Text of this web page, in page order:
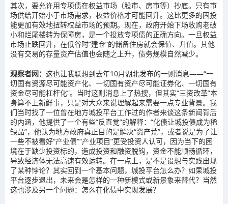
其次，要允许用专项债在权益市场（股市、房市等）抄底。只有市
场供给开始小于市场需求，权益价格才可能回升。这比更多的固投
能更加有效地扭转权益市场的预期。现在，政府开始下场收购老破
小和烂尾楼转为保障房，是一个投放专项债的正确方向。一旦权益
市场止跌回升，在低谷时“建仓”的储备住房就会保值、升值。其他
没有交易的存量资产估值也会随之上升，债务规模自然减少。
观察者网： 这也让我联想到去年10月湖北发布的一则消息——“一
切国有资源尽可能资产化、一切国有资产尽可能证券化、一切国有
资金尽可能杠杆化”。当时这则消息上了热搜，但其实“三资改革”本
身算不上新鲜事，只是对大众来说理解起来需要一点专业背景。我
们当时找了一位曾在地方城投平台工作过的作者来谈这条新闻背后
的内涵，他提供了一个有些“反直觉”的解释：“化债让城投债成为稀
缺品”，他认为地方政府真正目的是解决“资产荒”，或者说是为了让
一些不被看好“产业债”“产业项目”更受投资人认可，因为当下的困
境在于缺少投资标的，造成投资和融资脱钩，资金不能顺畅循环，
导致经济体无法高速有效运转。在一点上，是不是设想与实践出现
了某种悖论？其实回到一个基本问题，城投平台怎么办？如果城投
平台逐步退出，未来会是怎样的一种新模式或新景象来替代？当然
这也涉及另一个问题：怎么在化债中实现发展？